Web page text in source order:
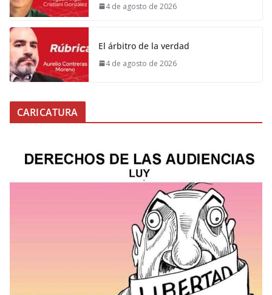
4 de agosto de 2026
El árbitro de la verdad
4 de agosto de 2026
CARICATURA